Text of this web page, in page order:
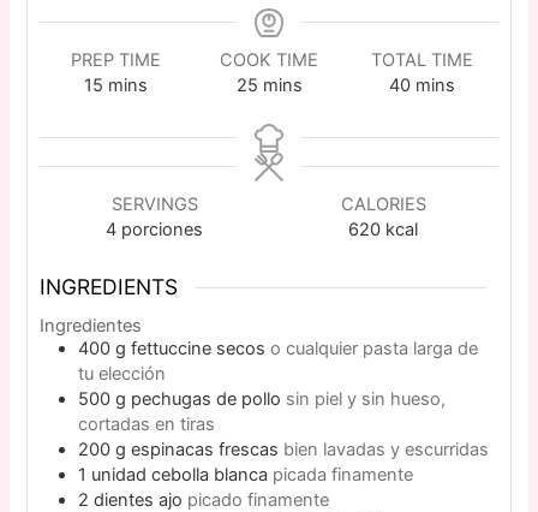
PREP TIME
15 mins
COOK TIME
25 mins
TOTAL TIME
40 mins
SERVINGS
4 porciones
CALORIES
620 kcal
INGREDIENTS
Ingredientes
400 g fettuccine secos o cualquier pasta larga de
tu elección
500 g pechugas de pollo sin piel y sin hueso,
cortadas en tiras
200 g espinacas frescas bien lavadas y escurridas
1 unidad cebolla blanca picada finamente
2 dientes ajo picado finamente